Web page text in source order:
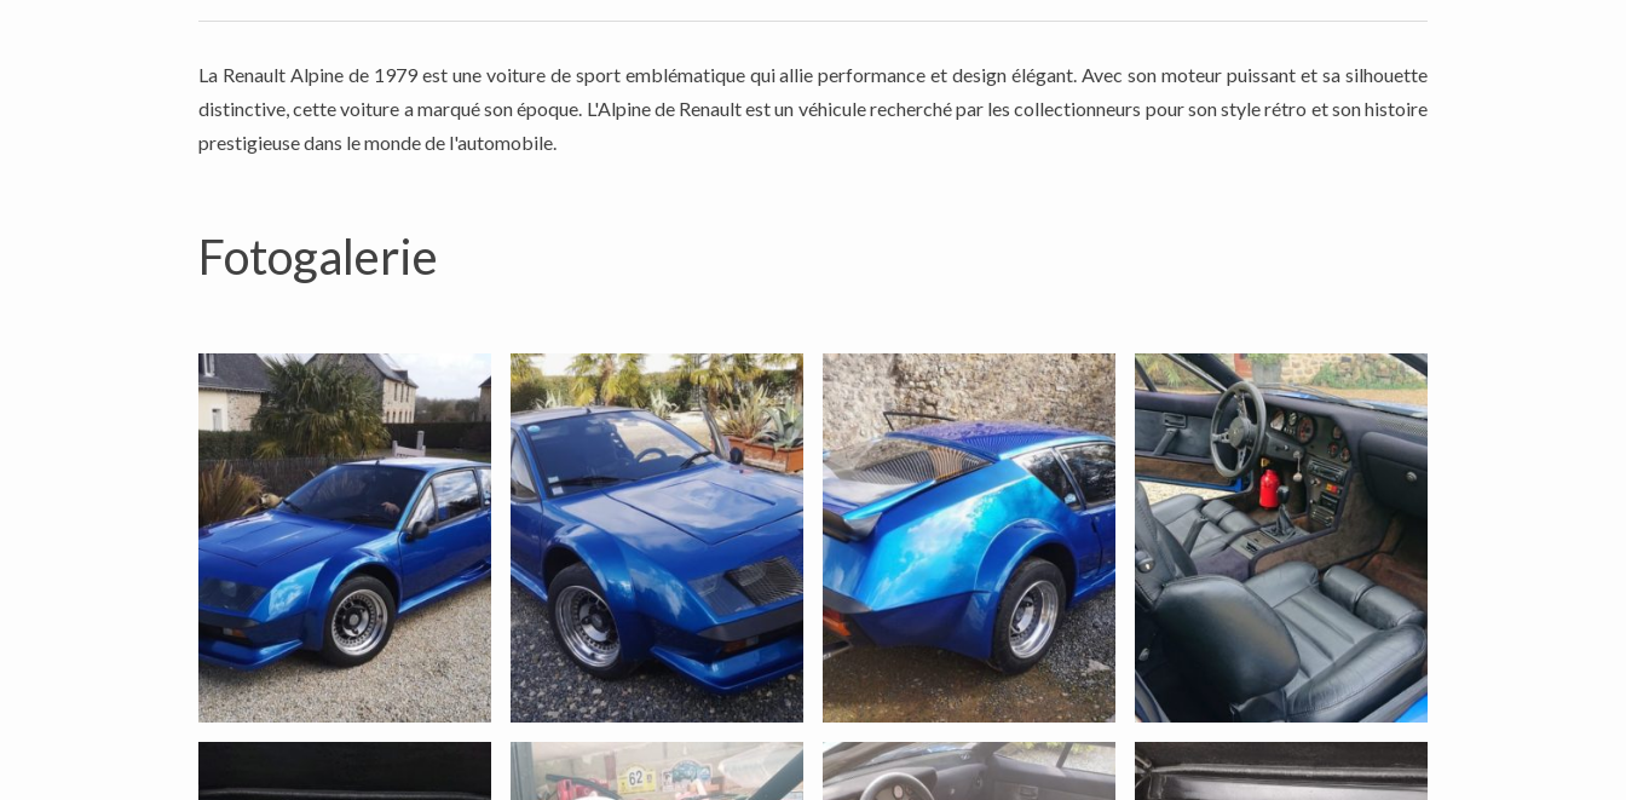
La Renault Alpine de 1979 est une voiture de sport emblématique qui allie performance et design élégant. Avec son moteur puissant et sa silhouette
distinctive, cette voiture a marqué son époque. L'Alpine de Renault est un véhicule recherché par les collectionneurs pour son style rétro et son histoire
prestigieuse dans le monde de l'automobile.
Fotogalerie